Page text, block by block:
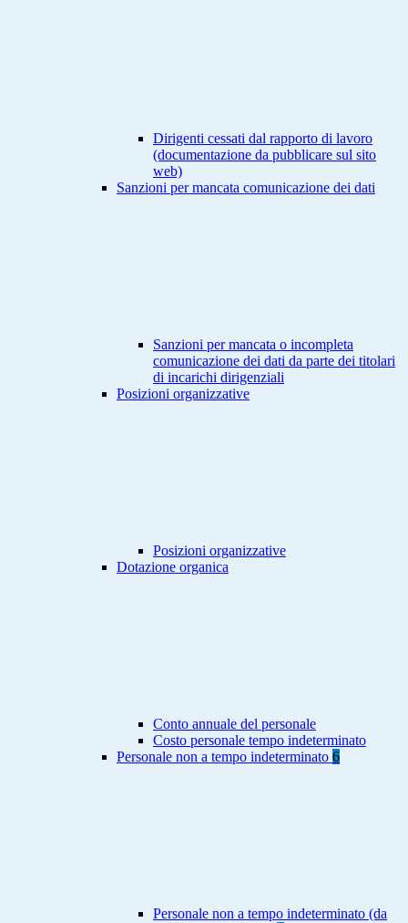
Dirigenti cessati dal rapporto di lavoro
(documentazione da pubblicare sul sito
web)
Sanzioni per mancata comunicazione dei dati
Sanzioni per mancata o incompleta
comunicazione dei dati da parte dei titolari
di incarichi dirigenziali
Posizioni organizzative
Posizioni organizzative
Dotazione organica
Conto annuale del personale
Costo personale tempo indeterminato
Personale non a tempo indeterminato 6
Personale non a tempo indeterminato (da